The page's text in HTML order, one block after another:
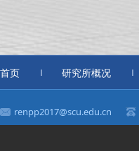
首页 研究所概况
renpp2017@scu.edu.cn